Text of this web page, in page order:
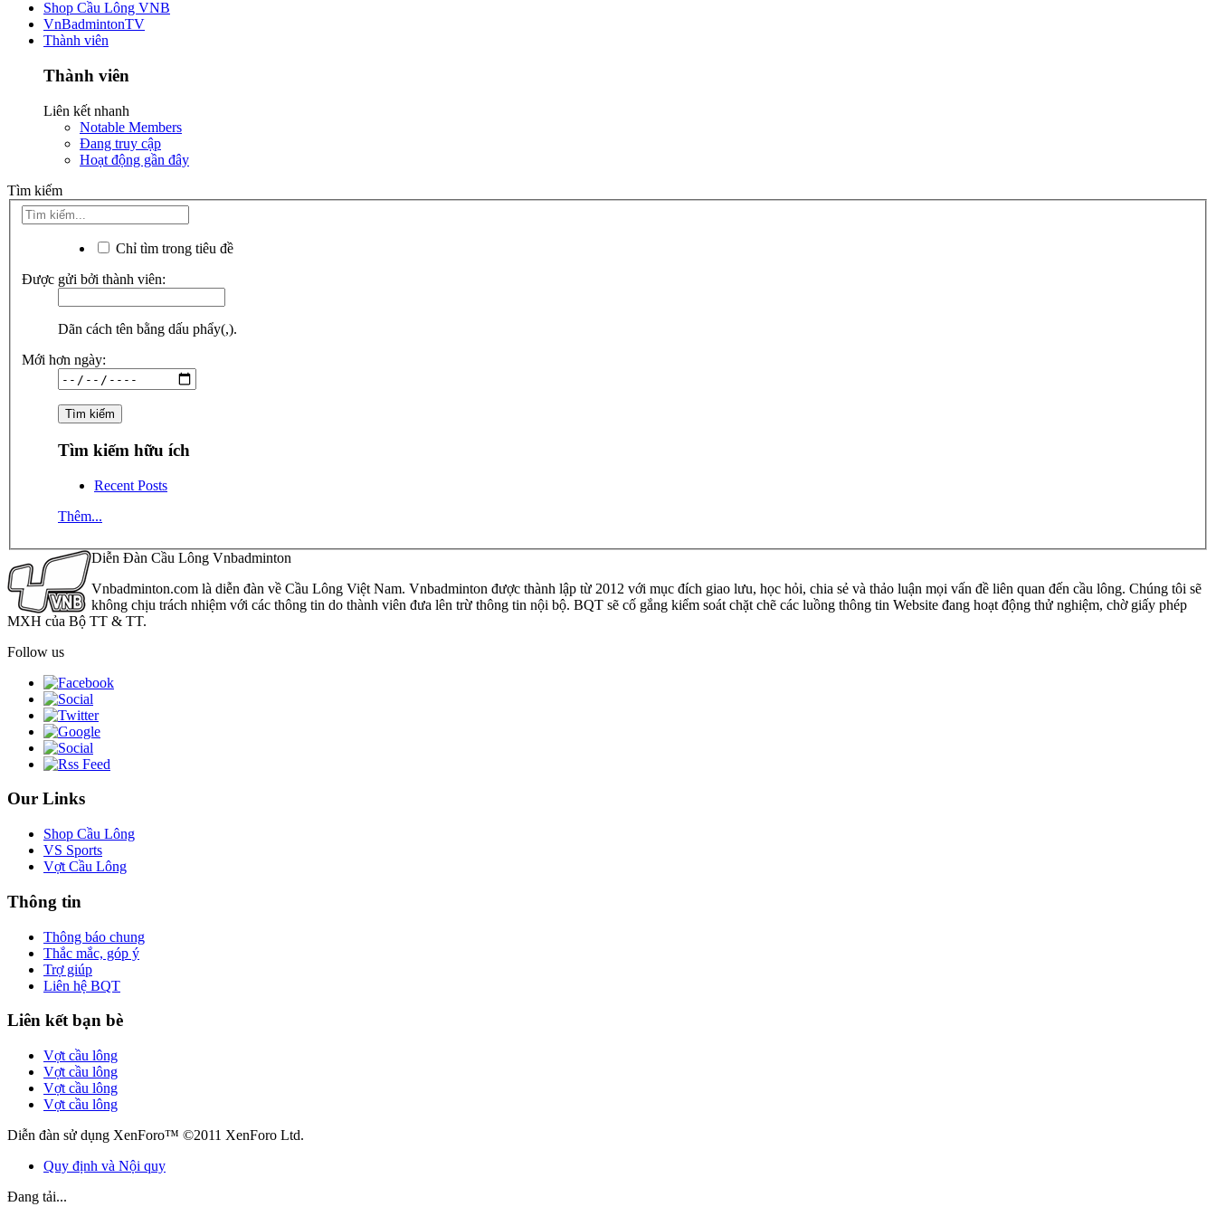
Shop Cầu Lông VNB
VnBadmintonTV
Thành viên
Thành viên
Liên kết nhanh
Notable Members
Đang truy cập
Hoạt động gần đây
Tìm kiếm
Chỉ tìm trong tiêu đề
Được gửi bởi thành viên:
Dãn cách tên bằng dấu phẩy(,).
Mới hơn ngày:
Tìm kiếm hữu ích
Recent Posts
Thêm...
Diễn Đàn Cầu Lông Vnbadminton
Vnbadminton.com là diễn đàn về Cầu Lông Việt Nam. Vnbadminton được thành lập từ 2012 với mục đích giao lưu, học hỏi, chia sẻ và thảo luận mọi vấn đề liên quan đến cầu lông. Chúng tôi sẽ
không chịu trách nhiệm với các thông tin do thành viên đưa lên trừ thông tin nội bộ. BQT sẽ cố gắng kiểm soát chặt chẽ các luồng thông tin Website đang hoạt động thử nghiệm, chờ giấy phép
MXH của Bộ TT & TT.
Follow us
Our Links
Shop Cầu Lông
VS Sports
Vợt Cầu Lông
Thông tin
Thông báo chung
Thắc mắc, góp ý
Trợ giúp
Liên hệ BQT
Liên kết bạn bè
Vợt cầu lông
Vợt cầu lông
Vợt cầu lông
Vợt cầu lông
Diễn đàn sử dụng XenForo™ ©2011 XenForo Ltd.
Quy định và Nội quy
Đang tải...